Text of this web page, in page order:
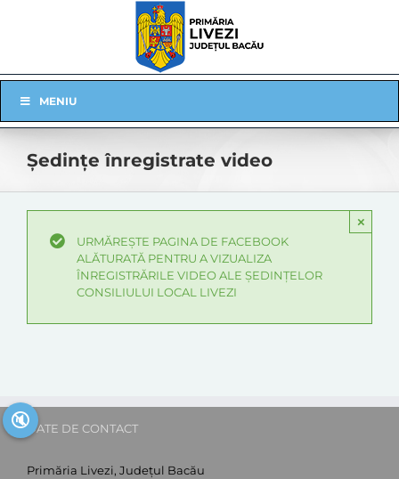
Navigation
MENIU
Ședințe înregistrate video
URMĂREȘTE PAGINA DE FACEBOOK
ALĂTURATĂ PENTRU A VIZUALIZA
ÎNREGISTRĂRILE VIDEO ALE ȘEDINȚELOR
CONSILIULUI LOCAL LIVEZI
×
DATE DE CONTACT
Primăria Livezi, Județul Bacău
🔇